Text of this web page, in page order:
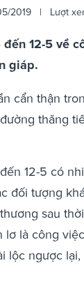
2019 | Lượt
12-5 về
giáp.
cẩn thận
thăng
12-5 có
đối tượng
sau
lơ là công
lộc ngược